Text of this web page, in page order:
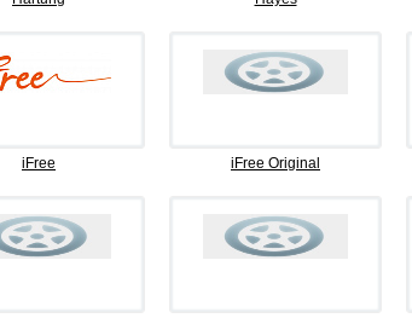
iFree iFree Original